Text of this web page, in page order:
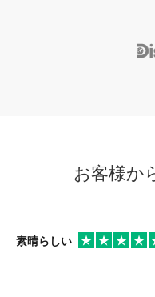
お客様か
素晴らしい